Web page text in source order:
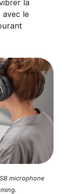
la
avec le
microphone